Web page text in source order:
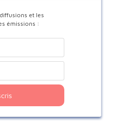
et les
émissions :